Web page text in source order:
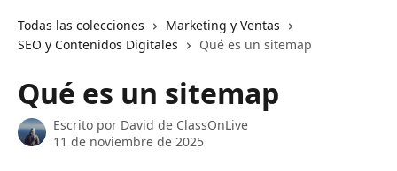
Todas las colecciones
Marketing y Ventas
SEO y Contenidos Digitales
Qué es un sitemap
Qué es un sitemap
Escrito por David de ClassOnLive
11 de noviembre de 2025